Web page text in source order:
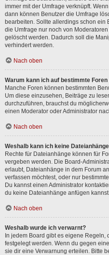
immer mit der Umfrage verknüpft.
dann können Benutzer die Umfrage
bearbeiten. Sollte allerdings schon ein
die Umfrage nur noch von
gelöscht werden. Dadurch soll die
verhindert werden.
Nach oben
Warum kann ich auf bestimmte
Manche Foren können bestimmten
Um diese einzusehen, Beiträge zu
durchzuführen, brauchst du
einen Moderator oder Administrator
Nach oben
Weshalb kann ich keine
Rechte für Dateianhänge können für
vergeben werden. Die Board-
erlaubt, Dateianhänge in dem Forum
verfassen möchtest, oder nur
Du kannst einen Administrator
du keine Dateianhänge anfügen
Nach oben
Weshalb wurde ich verwarnt?
In jedem Board gibt es eigene Regeln,
festgelegt werden. Wenn du gegen
sie dir eine Verwarnung erteilen. Bitte